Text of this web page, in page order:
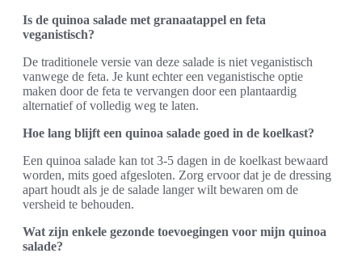
Is de quinoa salade met granaatappel en feta
veganistisch?
De traditionele versie van deze salade is niet veganistisch
vanwege de feta. Je kunt echter een veganistische optie
maken door de feta te vervangen door een plantaardig
alternatief of volledig weg te laten.
Hoe lang blijft een quinoa salade goed in de koelkast?
Een quinoa salade kan tot 3-5 dagen in de koelkast bewaard
worden, mits goed afgesloten. Zorg ervoor dat je de dressing
apart houdt als je de salade langer wilt bewaren om de
versheid te behouden.
Wat zijn enkele gezonde toevoegingen voor mijn quinoa
salade?